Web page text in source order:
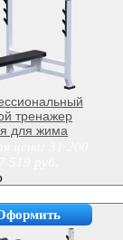
тренажер
для жима
покупку